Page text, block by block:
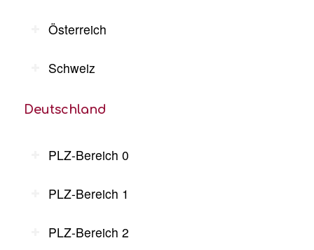
Österreich
Schweiz
Deutschland
PLZ-Bereich 0
PLZ-Bereich 1
PLZ-Bereich 2